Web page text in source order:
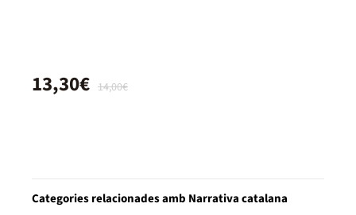
14,00€
13,30€
Categories relacionades amb Narrativa catalana